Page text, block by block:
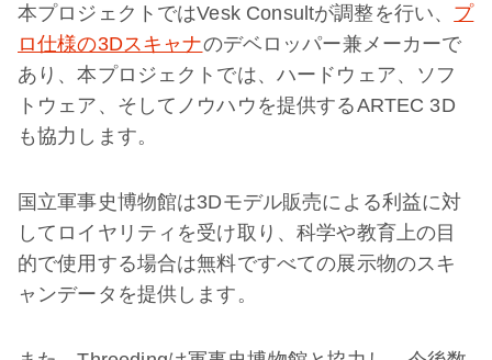
本プロジェクトではVesk Consultが調整を行い、 プ
ロ仕様の3Dスキャナのデベロッパー兼メーカーで
あり、本プロジェクトでは、ハードウェア、ソフ
トウェア、そしてノウハウを提供するARTEC 3D
も協力します。
国立軍事史博物館は3Dモデル販売による利益に対
してロイヤリティを受け取り、科学や教育上の目
的で使用する場合は無料ですべての展示物のスキ
ャンデータを提供します。